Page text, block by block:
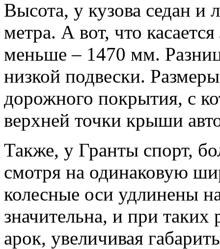
Высота, у кузова седан и
метра. А вот, что
меньше – 1470 мм.
низкой подвески.
дорожного покрытия, с
верхней точки крыши
Также, у Гранты спорт,
смотря на одинаковую
колесные оси удлинены
значительна, и при таких
арок, увеличивая